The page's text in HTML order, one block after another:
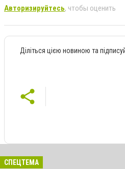
Авторизируйтесь, чтобы оценить
Діліться цією новиною та
СПЕЦТЕМА